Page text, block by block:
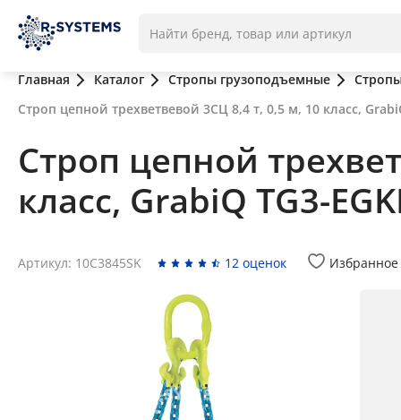
Главная Каталог Стропы грузоподъемные
Строп цепной трехветвевой 3СЦ 8,4 т, 0,5 м, 10 класс,
Строп цепной
класс, GrabiQ TG3-
Артикул: 10C3845SK 12 оценок Избранное